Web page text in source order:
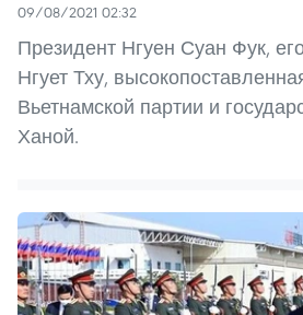
09/08/2021 02:32
Президент Нгуен Суан Фук,
Нгует Тху,
Вьетнамской партии и
Ханой.